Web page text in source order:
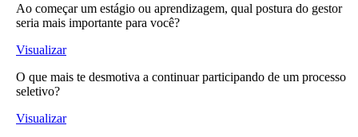
Ao começar um estágio ou aprendizagem, qual postura do gestor
seria mais importante para você?
Visualizar
O que mais te desmotiva a continuar participando de um processo
seletivo?
Visualizar